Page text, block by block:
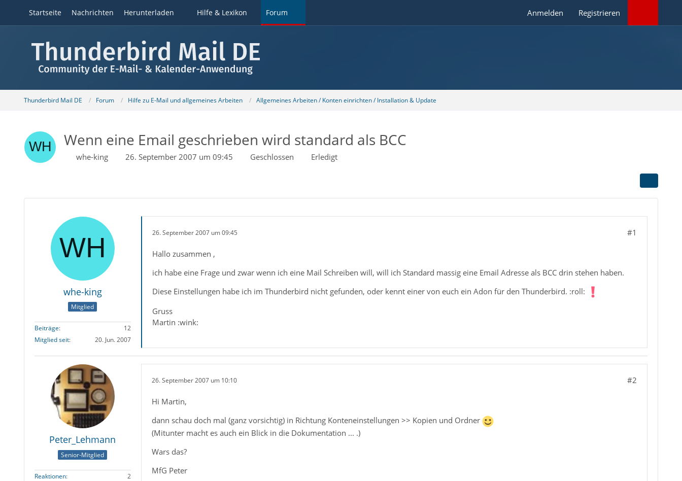
Startseite Nachrichten Herunterladen Hilfe & Lexikon Forum Anmelden Registrieren
Thunderbird Mail DE Forum Hilfe zu E-Mail und allgemeines Arbeiten Allgemeines Arbeiten / Konten einrichten / Installation & Update
Wenn eine Email geschrieben wird standard als BCC
whe-king 26. September 2007 um 09:45 Geschlossen Erledigt
whe-king
Mitglied
Beiträge
12
Mitglied seit
20. Jun. 2007
26. September 2007 um 09:45 #1
Hallo zusammen ,
ich habe eine Frage und zwar wenn ich eine Mail Schreiben will, will ich Standard massig eine Email Adresse als BCC drin stehen haben.
Diese Einstellungen habe ich im Thunderbird nicht gefunden, oder kennt einer von euch ein Adon für den Thunderbird. :roll:
Gruss
Martin :wink:
Peter_Lehmann
Senior-Mitglied
Reaktionen
2
26. September 2007 um 10:10 #2
Hi Martin,
dann schau doch mal (ganz vorsichtig) in Richtung Konteneinstellungen >> Kopien und Ordner
(Mitunter macht es auch ein Blick in die Dokumentation ... .)
Wars das?
MfG Peter